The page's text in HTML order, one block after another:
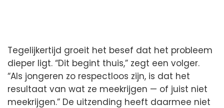
Tegelijkertijd groeit het besef dat het probleem
dieper ligt. “Dit begint thuis,” zegt een volger.
“Als jongeren zo respectloos zijn, is dat het
resultaat van wat ze meekrijgen — of juist niet
meekrijgen.” De uitzending heeft daarmee niet